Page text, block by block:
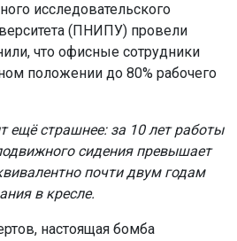
исследовательского
(ПНИПУ) провели
что офисные сотрудники
положении до 80% рабочего
ещё страшнее: за 10 лет работы
сидения превышает
почти двум годам
в кресле.
настоящая бомба